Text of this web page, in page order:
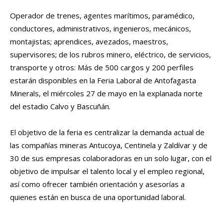
Operador de trenes, agentes marítimos, paramédico,
conductores, administrativos, ingenieros, mecánicos,
montajistas; aprendices, avezados, maestros,
supervisores; de los rubros minero, eléctrico, de servicios,
transporte y otros: Más de 500 cargos y 200 perfiles
estarán disponibles en la Feria Laboral de Antofagasta
Minerals, el miércoles 27 de mayo en la explanada norte
del estadio Calvo y Bascuñán.
El objetivo de la feria es centralizar la demanda actual de
las compañías mineras Antucoya, Centinela y Zaldívar y de
30 de sus empresas colaboradoras en un solo lugar, con el
objetivo de impulsar el talento local y el empleo regional,
así como ofrecer también orientación y asesorías a
quienes están en busca de una oportunidad laboral.